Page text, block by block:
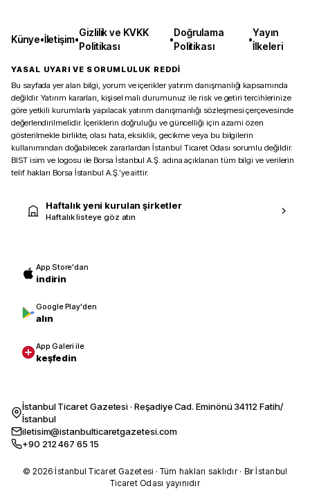
Künye•İletişim•
Gizlilik ve KVKK
Politikası
•
Doğrulama
Politikası
•
Yayın
İlkeleri
YASAL UYARI VE SORUMLULUK REDDİ
Bu sayfada yer alan bilgi, yorum ve içerikler yatırım danışmanlığı kapsamında
değildir. Yatırım kararları, kişisel mali durumunuz ile risk ve getiri tercihlerinize
göre yetkili kurumlarla yapılacak yatırım danışmanlığı sözleşmesi çerçevesinde
değerlendirilmelidir. İçeriklerin doğruluğu ve güncelliği için azami özen
gösterilmekle birlikte, olası hata, eksiklik, gecikme veya bu bilgilerin
kullanımından doğabilecek zararlardan İstanbul Ticaret Odası sorumlu değildir.
BIST isim ve logosu ile Borsa İstanbul A.Ş. adına açıklanan tüm bilgi ve verilerin
telif hakları Borsa İstanbul A.Ş.’ye aittir.
Haftalık yeni kurulan şirketler
Haftalık listeye göz atın
App Store'dan
indirin
Google Play'den
alın
App Galeri ile
keşfedin
İstanbul Ticaret Gazetesi · Reşadiye Cad. Eminönü 34112 Fatih/
İstanbul
iletisim@istanbulticaretgazetesi.com
+90 212 467 65 15
© 2026 İstanbul Ticaret Gazetesi · Tüm hakları saklıdır · Bir İstanbul
Ticaret Odası yayınıdır